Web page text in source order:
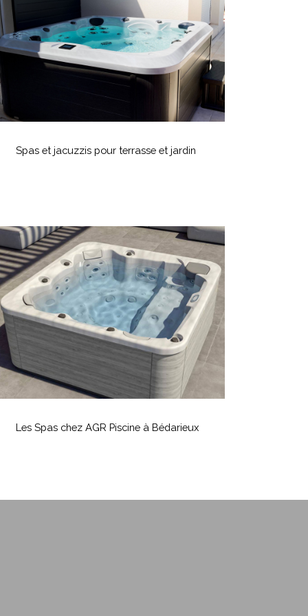
Spas et jacuzzis pour terrasse et jardin
Les
Piscine
SpasLes Spas chez AGR Piscine à Bédarieux